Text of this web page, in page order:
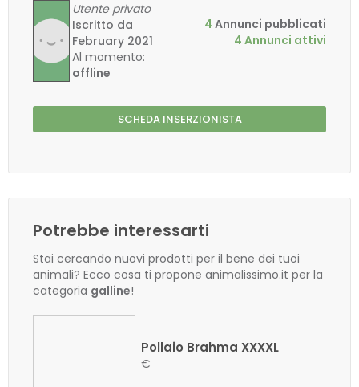
Utente privato
Iscritto da
February 2021
Al momento:
offline
4 Annunci pubblicati
4 Annunci attivi
SCHEDA INSERZIONISTA
Potrebbe interessarti
Stai cercando nuovi prodotti per il bene dei tuoi
animali? Ecco cosa ti propone animalissimo.it per la
categoria galline!
Pollaio Brahma XXXXL
€